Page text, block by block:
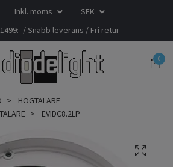
Inkl. moms
SEK
/ Snabb leverans / Fri retur
0
HÖGTALARE
EVIDC8.2LP